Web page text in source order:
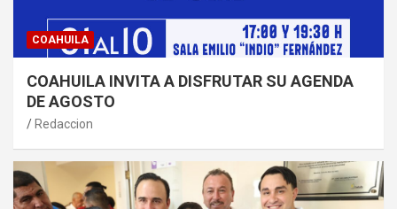
COAHUILA
COAHUILA INVITA A DISFRUTAR SU AGENDA
DE AGOSTO
Redaccion